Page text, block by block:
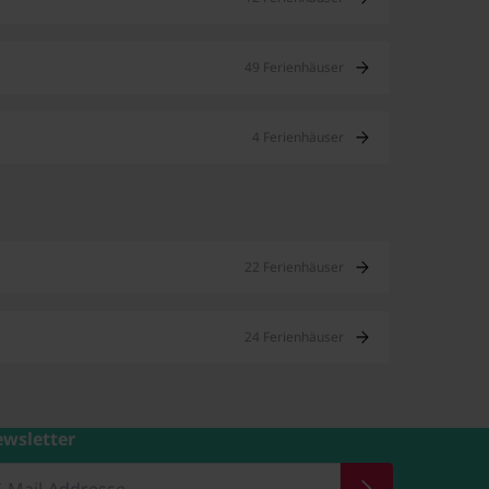
49 Ferienhäuser
4 Ferienhäuser
22 Ferienhäuser
24 Ferienhäuser